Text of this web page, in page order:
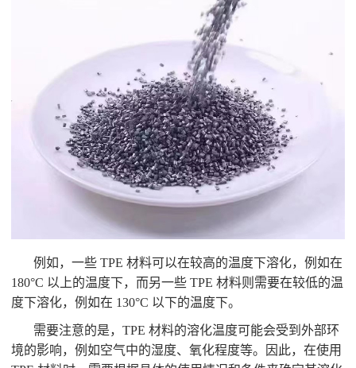
例如，一些 TPE 材料可以在较高的温度下溶化，例如在
180°C 以上的温度下，而另一些 TPE 材料则需要在较低的温
度下溶化，例如在 130°C 以下的温度下。
需要注意的是，TPE 材料的溶化温度可能会受到外部环
境的影响，例如空气中的湿度、氧化程度等。因此，在使用